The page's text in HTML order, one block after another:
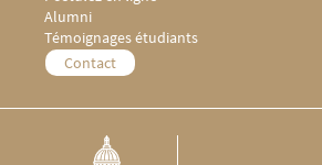
Menu Footer DU DTN 4
Alumni
Témoignages étudiants
Menu Footer DU DTN 5
Contact